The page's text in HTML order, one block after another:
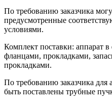
По требованию заказчика
предусмотренные
условиями.
Комплект поставки: аппарат
фланцами, прокладками,
прокладками.
По требованию заказчика
быть поставлены трубные